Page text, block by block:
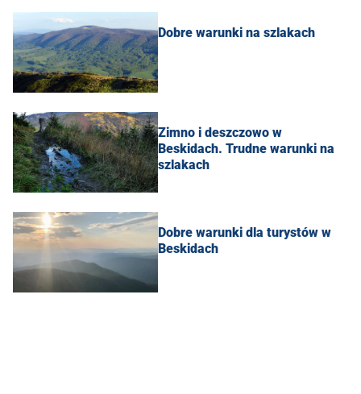
Dobre warunki na szlakach
Zimno i deszczowo w
Beskidach. Trudne warunki na
szlakach
Dobre warunki dla turystów w
Beskidach